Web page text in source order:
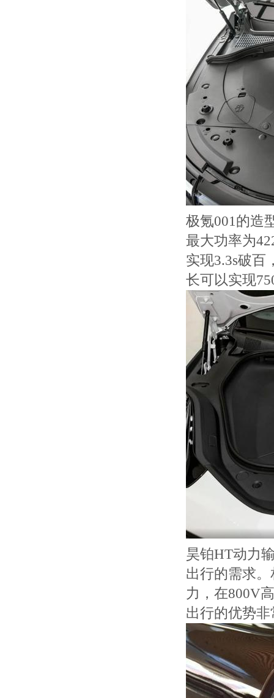
极氪001的造
最大功率为
实现3.3s破百
长可以实现
昊铂HT动力
出行的需求
力，在800V
出行的优势